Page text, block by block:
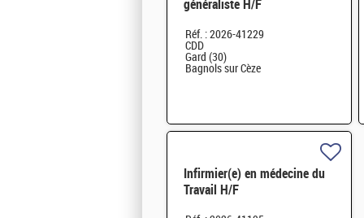
généraliste H/F
Réf. : 2026-41229
CDD
Gard (30)
Bagnols sur Cèze
Infirmier(e) en médecine du
Travail H/F